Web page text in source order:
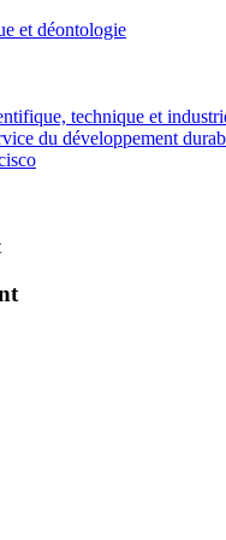
et déontologie
technique et
du développement